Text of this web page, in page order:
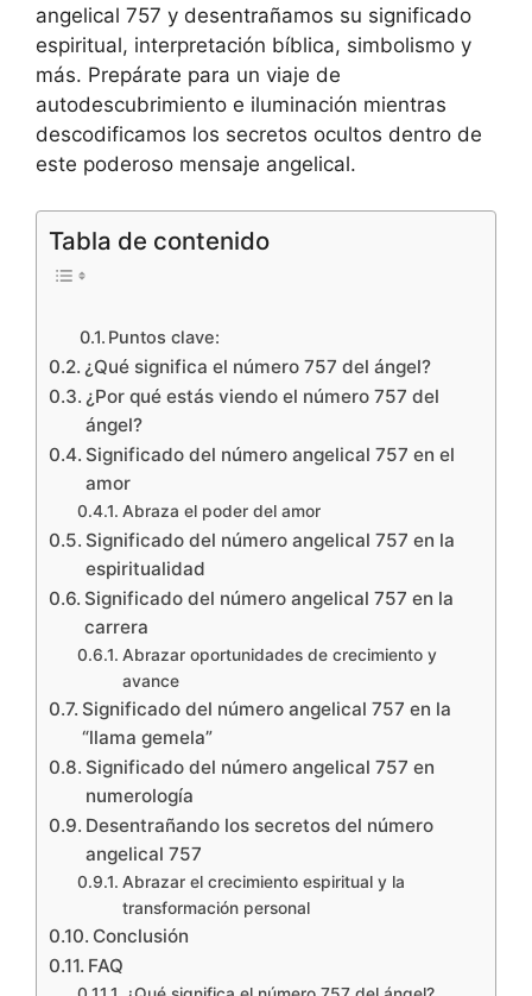
angelical 757 y desentrañamos su significado
espiritual, interpretación bíblica, simbolismo y
más. Prepárate para un viaje de
autodescubrimiento e iluminación mientras
descodificamos los secretos ocultos dentro de
este poderoso mensaje angelical.
Tabla de contenido
Puntos clave:
¿Qué significa el número 757 del ángel?
¿Por qué estás viendo el número 757 del
ángel?
Significado del número angelical 757 en el
amor
Abraza el poder del amor
Significado del número angelical 757 en la
espiritualidad
Significado del número angelical 757 en la
carrera
Abrazar oportunidades de crecimiento y
avance
Significado del número angelical 757 en la
“llama gemela”
Significado del número angelical 757 en
numerología
Desentrañando los secretos del número
angelical 757
Abrazar el crecimiento espiritual y la
transformación personal
Conclusión
FAQ